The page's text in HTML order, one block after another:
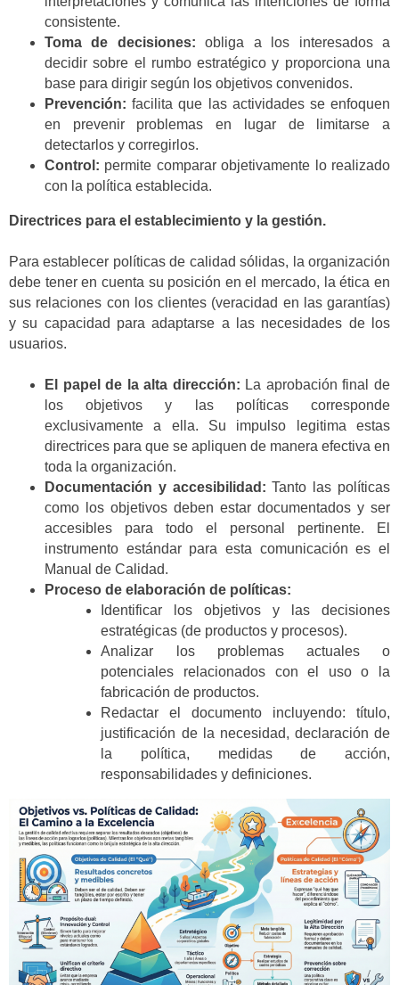
consistente.
Toma de decisiones: obliga a los interesados a
decidir sobre el rumbo estratégico y proporciona una
base para dirigir según los objetivos convenidos.
Prevención: facilita que las actividades se enfoquen
en prevenir problemas en lugar de limitarse a
detectarlos y corregirlos.
Control: permite comparar objetivamente lo realizado
con la política establecida.
Directrices para el establecimiento y la gestión.
Para establecer políticas de calidad sólidas, la organización
debe tener en cuenta su posición en el mercado, la ética en
sus relaciones con los clientes (veracidad en las garantías)
y su capacidad para adaptarse a las necesidades de los
usuarios.
El papel de la alta dirección: La aprobación final de
los objetivos y las políticas corresponde
exclusivamente a ella. Su impulso legitima estas
directrices para que se apliquen de manera efectiva en
toda la organización.
Documentación y accesibilidad: Tanto las políticas
como los objetivos deben estar documentados y ser
accesibles para todo el personal pertinente. El
instrumento estándar para esta comunicación es el
Manual de Calidad.
Proceso de elaboración de políticas:
Identificar los objetivos y las decisiones
estratégicas (de productos y procesos).
Analizar los problemas actuales o
potenciales relacionados con el uso o la
fabricación de productos.
Redactar el documento incluyendo: título,
justificación de la necesidad, declaración de
la política, medidas de acción,
responsabilidades y definiciones.